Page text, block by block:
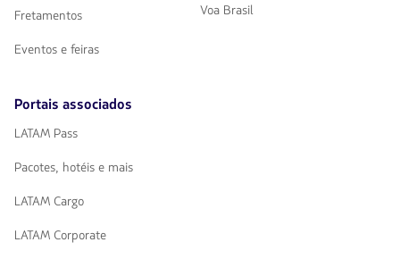
Fretamentos
Eventos e feiras
Voa Brasil
Portais associados
LATAM Pass
Pacotes, hotéis e mais
LATAM Cargo
LATAM Corporate